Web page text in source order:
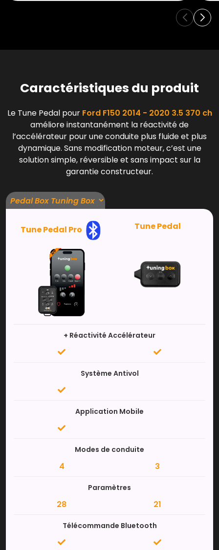
Caractéristiques du produit
Le Tune Pedal pour Ford F150 2014 - 2020 3.5 370 ch
améliore instantanément la réactivité de
l’accélérateur pour une conduite plus fluide et plus
dynamique. Sans modification moteur, c’est une
solution simple, réversible et sans impact sur la
garantie constructeur.
Tune Pedal Pro Tune Pedal
+ Réactivité Accélérateur
Système Antivol
Application Mobile
Modes de conduite
4 3
Paramètres
28 21
Télécommande Bluetooth